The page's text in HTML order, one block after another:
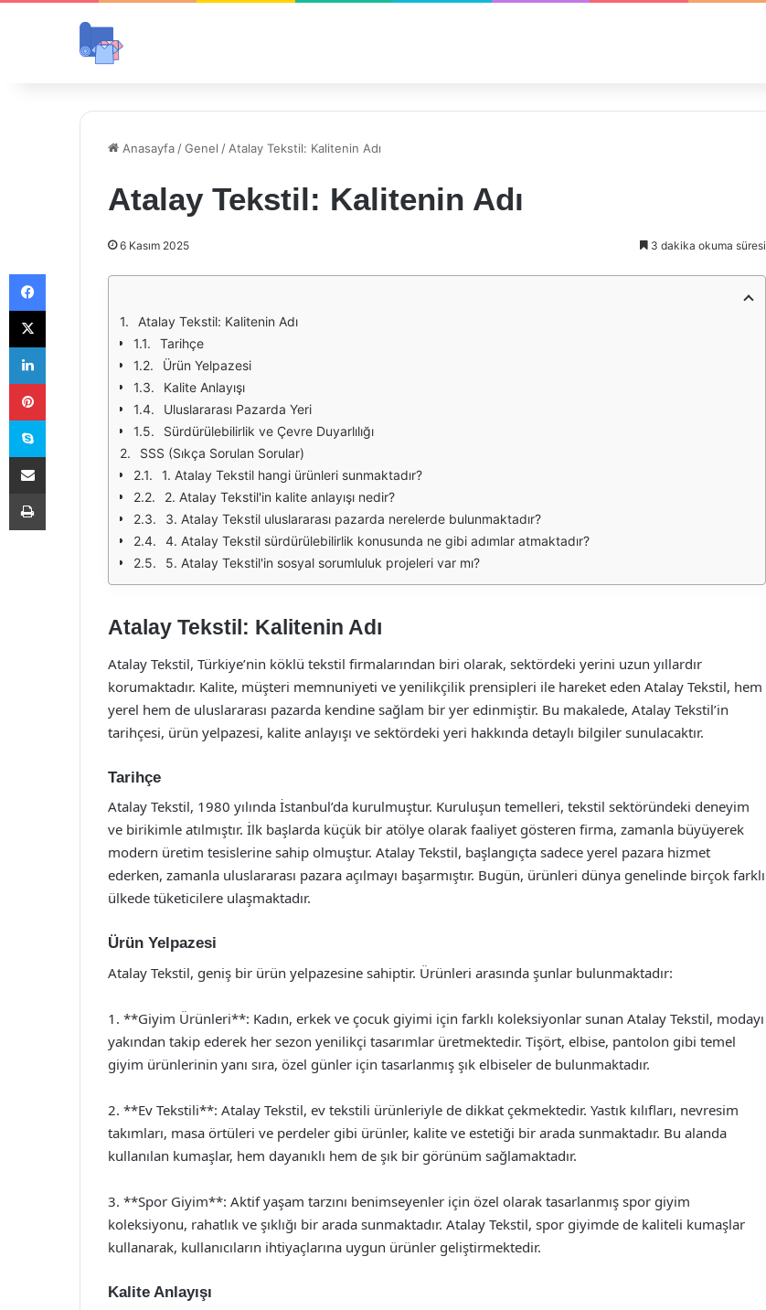
Anasayfa /Genel / Atalay Tekstil: Kalitenin Adı
Atalay Tekstil: Kalitenin Adı
6 Kasım 2025 3 dakika okuma süresi
Atalay Tekstil: Kalitenin Adı
Tarihçe
Ürün Yelpazesi
Kalite Anlayışı
Uluslararası Pazarda Yeri
Sürdürülebilirlik ve Çevre Duyarlılığı
SSS (Sıkça Sorulan Sorular)
1. Atalay Tekstil hangi ürünleri sunmaktadır?
2. Atalay Tekstil'in kalite anlayışı nedir?
3. Atalay Tekstil uluslararası pazarda nerelerde bulunmaktadır?
4. Atalay Tekstil sürdürülebilirlik konusunda ne gibi adımlar atmaktadır?
5. Atalay Tekstil'in sosyal sorumluluk projeleri var mı?
Atalay Tekstil: Kalitenin Adı
Atalay Tekstil, Türkiye’nin köklü tekstil firmalarından biri olarak, sektördeki yerini uzun yıllardır
korumaktadır. Kalite, müşteri memnuniyeti ve yenilikçilik prensipleri ile hareket eden Atalay Tekstil, hem
yerel hem de uluslararası pazarda kendine sağlam bir yer edinmiştir. Bu makalede, Atalay Tekstil’in
tarihçesi, ürün yelpazesi, kalite anlayışı ve sektördeki yeri hakkında detaylı bilgiler sunulacaktır.
Tarihçe
Atalay Tekstil, 1980 yılında İstanbul’da kurulmuştur. Kuruluşun temelleri, tekstil sektöründeki deneyim
ve birikimle atılmıştır. İlk başlarda küçük bir atölye olarak faaliyet gösteren firma, zamanla büyüyerek
modern üretim tesislerine sahip olmuştur. Atalay Tekstil, başlangıçta sadece yerel pazara hizmet
ederken, zamanla uluslararası pazara açılmayı başarmıştır. Bugün, ürünleri dünya genelinde birçok farklı
ülkede tüketicilere ulaşmaktadır.
Ürün Yelpazesi
Atalay Tekstil, geniş bir ürün yelpazesine sahiptir. Ürünleri arasında şunlar bulunmaktadır:
1. **Giyim Ürünleri**: Kadın, erkek ve çocuk giyimi için farklı koleksiyonlar sunan Atalay Tekstil, modayı
yakından takip ederek her sezon yenilikçi tasarımlar üretmektedir. Tişört, elbise, pantolon gibi temel
giyim ürünlerinin yanı sıra, özel günler için tasarlanmış şık elbiseler de bulunmaktadır.
2. **Ev Tekstili**: Atalay Tekstil, ev tekstili ürünleriyle de dikkat çekmektedir. Yastık kılıfları, nevresim
takımları, masa örtüleri ve perdeler gibi ürünler, kalite ve estetiği bir arada sunmaktadır. Bu alanda
kullanılan kumaşlar, hem dayanıklı hem de şık bir görünüm sağlamaktadır.
3. **Spor Giyim**: Aktif yaşam tarzını benimseyenler için özel olarak tasarlanmış spor giyim
koleksiyonu, rahatlık ve şıklığı bir arada sunmaktadır. Atalay Tekstil, spor giyimde de kaliteli kumaşlar
kullanarak, kullanıcıların ihtiyaçlarına uygun ürünler geliştirmektedir.
Kalite Anlayışı
Facebook
X
LinkedIn
Pinterest
Skype
E-Posta ile paylaş